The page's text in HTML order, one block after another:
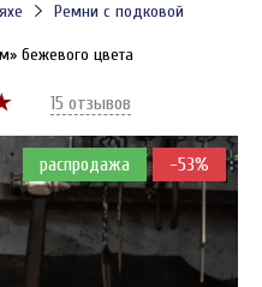
Ремни с подковой
бежевого цвета
15 отзывов
распродажа -53%